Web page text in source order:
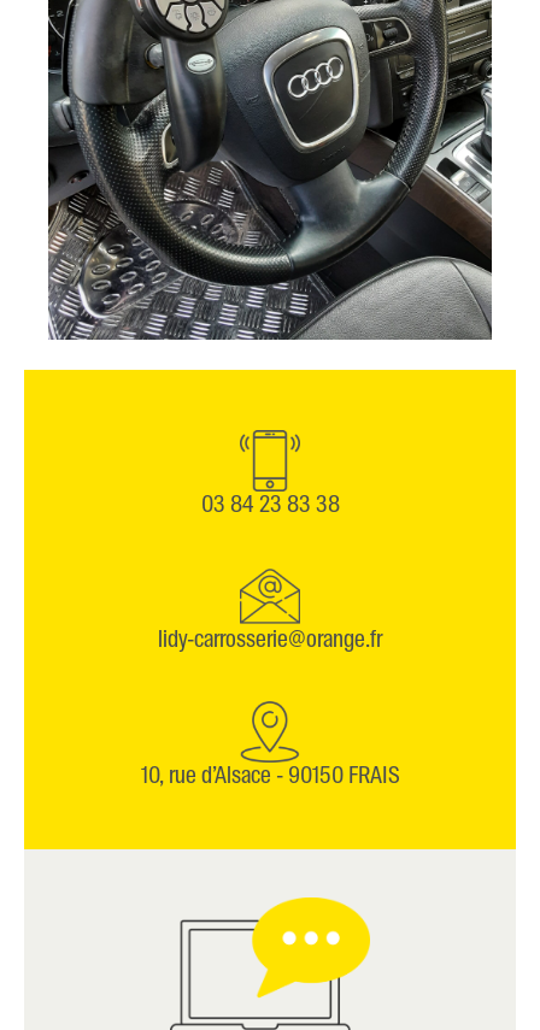
03 84 23 83 38
lidy-carrosserie@orange.fr
10, rue d’Alsace - 90150 FRAIS